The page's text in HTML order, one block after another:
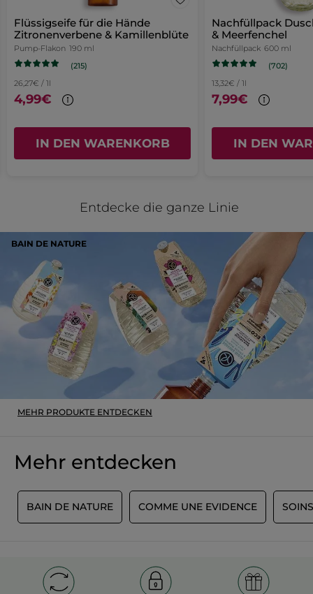
weitergeleitet.
Inhalt
aktualisiert
5
Sternen.
S'adapte parfaitement à la
contenance des récharges. Flacon
léger. Aurait préféré un bec un peu
plus long.
MIT GOOGLE ÜBERSETZEN
Empfiehlt dieses Produkt
Ursprünglich veröffentlicht auf yves-rocher.fr
Flüssigseife für die Hände
Zitronenverbene & Kamillenblüte
Pump-Flakon 190 ml
(215)
26,27€ / 1l
4,99€
IN DEN WARENKORB
Nachfüllpack
& Meerfenchel
Nachfüllpack 600 ml
(702)
13,32€ / 1l
7,99€
IN DEN
Entdecke die ganze Linie
BAIN DE NATURE
MEHR PRODUKTE ENTDECKEN
Mehr entdecken
BAIN DE NATURE COMME UNE EVIDENCE